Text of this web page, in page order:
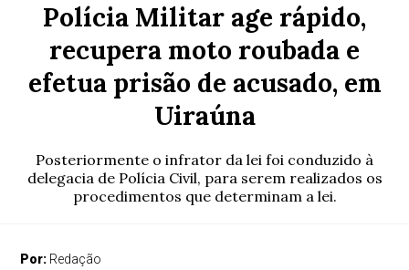
Polícia Militar age rápido,
recupera moto roubada e
efetua prisão de acusado, em
Uiraúna
Posteriormente o infrator da lei foi conduzido à
delegacia de Polícia Civil, para serem realizados os
procedimentos que determinam a lei.
Por: Redação